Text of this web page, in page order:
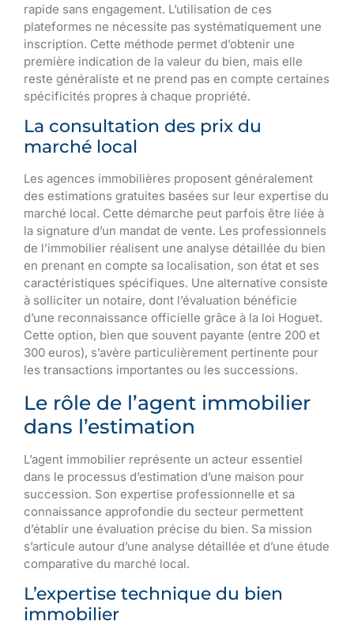
rapide sans engagement. L’utilisation de ces
plateformes ne nécessite pas systématiquement une
inscription. Cette méthode permet d’obtenir une
première indication de la valeur du bien, mais elle
reste généraliste et ne prend pas en compte certaines
spécificités propres à chaque propriété.
La consultation des prix du
marché local
Les agences immobilières proposent généralement
des estimations gratuites basées sur leur expertise du
marché local. Cette démarche peut parfois être liée à
la signature d’un mandat de vente. Les professionnels
de l’immobilier réalisent une analyse détaillée du bien
en prenant en compte sa localisation, son état et ses
caractéristiques spécifiques. Une alternative consiste
à solliciter un notaire, dont l’évaluation bénéficie
d’une reconnaissance officielle grâce à la loi Hoguet.
Cette option, bien que souvent payante (entre 200 et
300 euros), s’avère particulièrement pertinente pour
les transactions importantes ou les successions.
Le rôle de l’agent immobilier
dans l’estimation
L’agent immobilier représente un acteur essentiel
dans le processus d’estimation d’une maison pour
succession. Son expertise professionnelle et sa
connaissance approfondie du secteur permettent
d’établir une évaluation précise du bien. Sa mission
s’articule autour d’une analyse détaillée et d’une étude
comparative du marché local.
L’expertise technique du bien
immobilier